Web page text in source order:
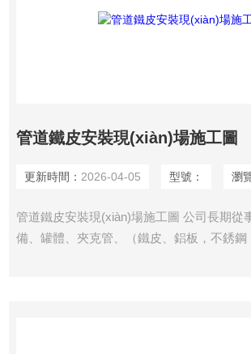
管道鐵皮安裝現(xiàn)場施工圖
更新時間： 2026-04-05 型號： 瀏
管道鐵皮安裝現(xiàn)場施工圖 公司長期從
備、罐體、夾克管、（鐵皮、鋁板，不